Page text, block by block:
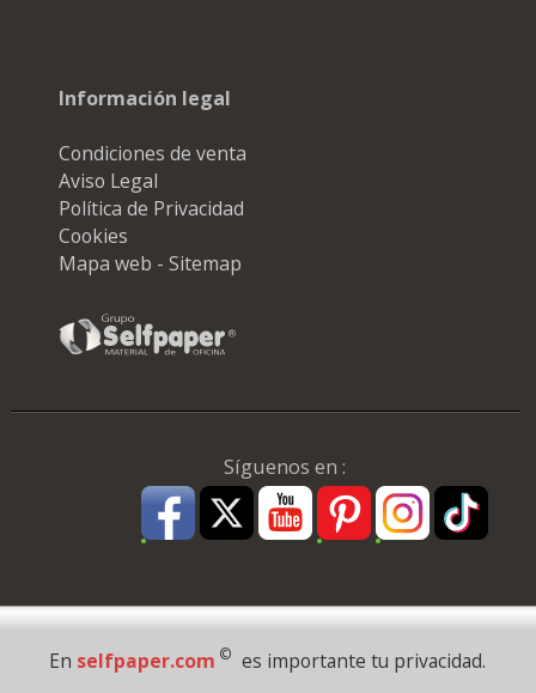
Información legal
Condiciones de venta
Aviso Legal
Política de Privacidad
Cookies
Mapa web - Sitemap
Síguenos en :
Pago Seguro
En selfpaper.com © es importante tu privacidad.